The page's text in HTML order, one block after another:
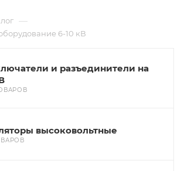
—
6-10 кВ
и разъединители на
высоковольтные